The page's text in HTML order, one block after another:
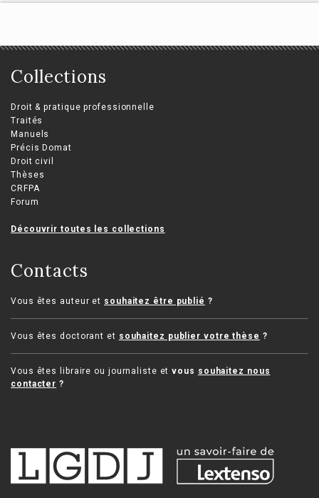
Collections
Droit & pratique professionnelle
Traités
Manuels
Précis Domat
Droit civil
Thèses
CRFPA
Forum
Découvrir toutes les collections
Contacts
Vous êtes auteur et souhaitez être publié ?
Vous êtes doctorant et souhaitez publier votre thèse ?
Vous êtes libraire ou journaliste etvous souhaitez nous
contacter ?